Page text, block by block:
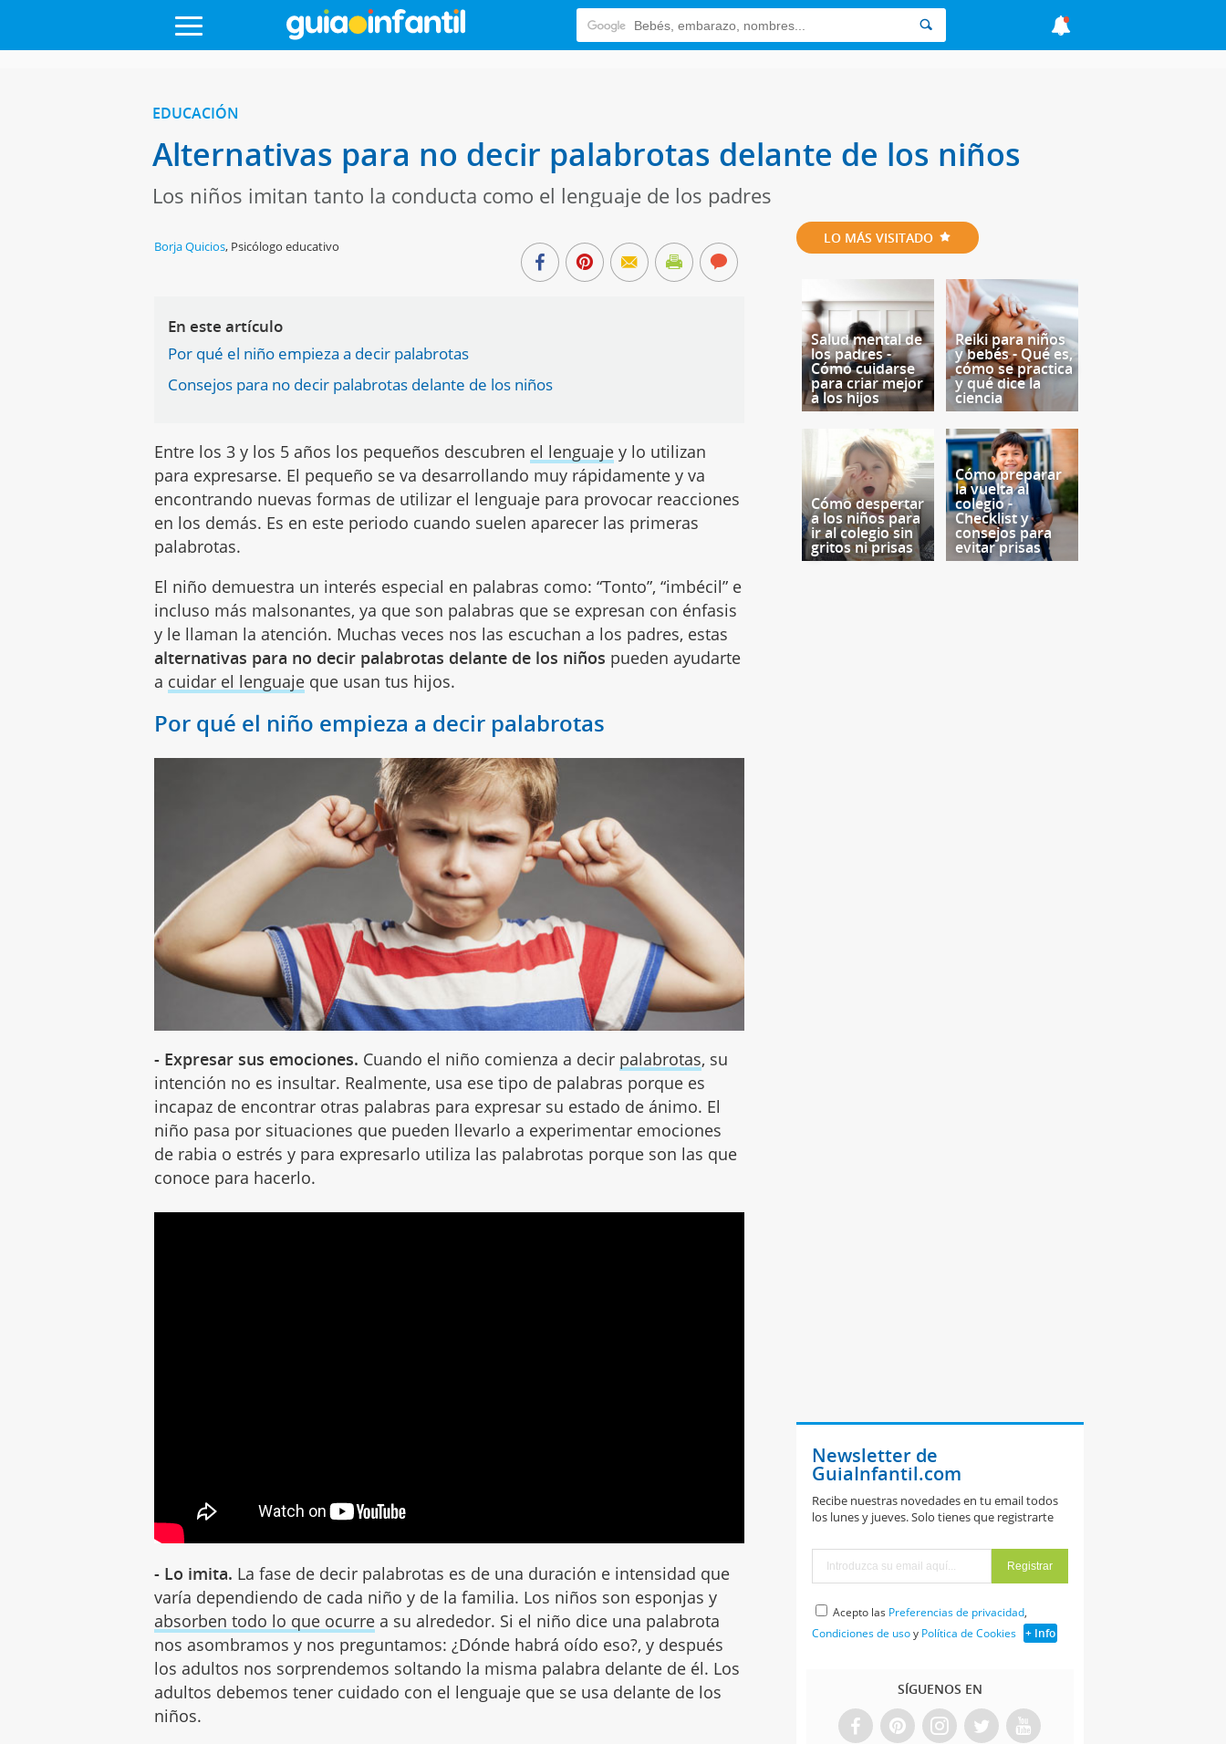
EDUCACIÓN
Alternativas para no decir palabrotas delante de los niños
Los niños imitan tanto la conducta como el lenguaje de los padres
Borja Quicios, Psicólogo educativo
En este artículo
Por qué el niño empieza a decir palabrotas
Consejos para no decir palabrotas delante de los niños
Entre los 3 y los 5 años los pequeños descubren el lenguaje y lo utilizan
para expresarse. El pequeño se va desarrollando muy rápidamente y va
encontrando nuevas formas de utilizar el lenguaje para provocar reacciones
en los demás. Es en este periodo cuando suelen aparecer las primeras
palabrotas.
El niño demuestra un interés especial en palabras como: “Tonto”, “imbécil” e
incluso más malsonantes, ya que son palabras que se expresan con énfasis
y le llaman la atención. Muchas veces nos las escuchan a los padres, estas
alternativas para no decir palabrotas delante de los niños pueden ayudarte
a cuidar el lenguaje que usan tus hijos.
Por qué el niño empieza a decir palabrotas
- Expresar sus emociones. Cuando el niño comienza a decir palabrotas, su
intención no es insultar. Realmente, usa ese tipo de palabras porque es
incapaz de encontrar otras palabras para expresar su estado de ánimo. El
niño pasa por situaciones que pueden llevarlo a experimentar emociones
de rabia o estrés y para expresarlo utiliza las palabrotas porque son las que
conoce para hacerlo.
- Lo imita. La fase de decir palabrotas es de una duración e intensidad que
varía dependiendo de cada niño y de la familia. Los niños son esponjas y
absorben todo lo que ocurre a su alrededor. Si el niño dice una palabrota
nos asombramos y nos preguntamos: ¿Dónde habrá oído eso?, y después
los adultos nos sorprendemos soltando la misma palabra delante de él. Los
adultos debemos tener cuidado con el lenguaje que se usa delante de los
niños.
LO MÁS VISITADO
Salud mental de
los padres -
Cómo cuidarse
para criar mejor
a los hijos
Reiki para niños
y bebés - Qué es,
cómo se practica
y qué dice la
ciencia
Cómo despertar
a los niños para
ir al colegio sin
gritos ni prisas
Cómo preparar
la vuelta al
colegio -
Checklist y
consejos para
evitar prisas
Newsletter de
GuiaInfantil.com
Recibe nuestras novedades en tu email todos
los lunes y jueves. Solo tienes que registrarte
Acepto las Preferencias de privacidad,
Condiciones de usoy Política de Cookies + Info
SÍGUENOS EN